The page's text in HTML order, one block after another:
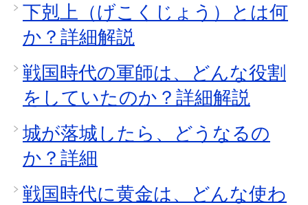
下剋上（げこくじょう）とは何
か？詳細解説
戦国時代の軍師は、どんな役割
をしていたのか？詳細解説
城が落城したら、どうなるの
か？詳細
戦国時代に黄金は、どんな使わ